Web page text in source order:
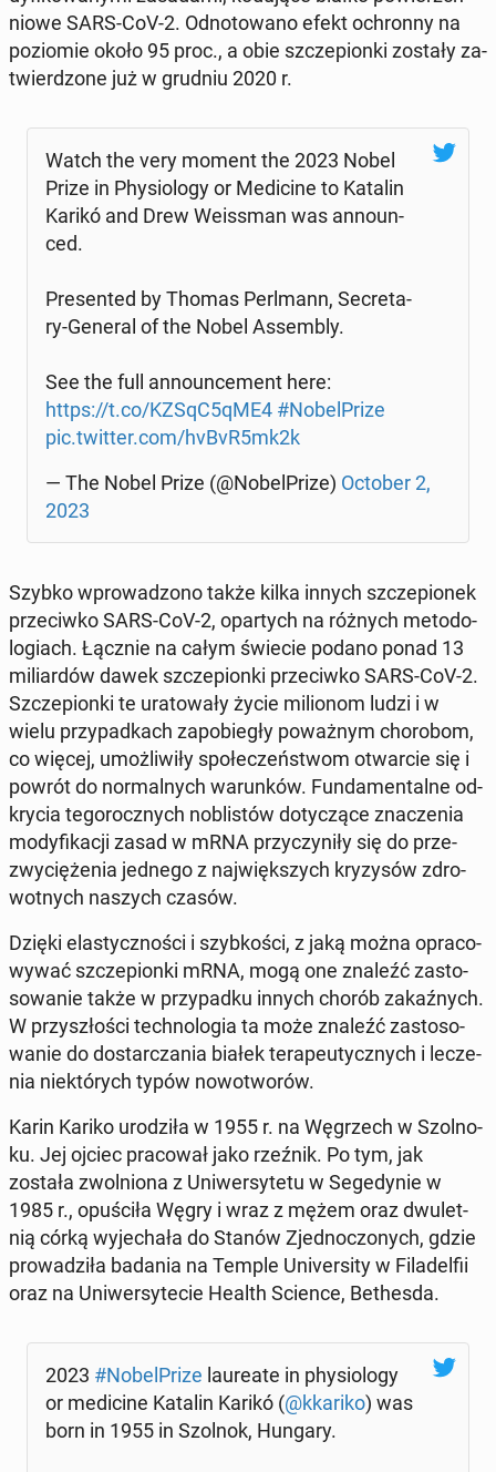
nio­we SARS-CoV-2. Od­no­to­wa­no efekt ochron­ny na
po­zio­mie około 95 proc., a obie szcze­pion­ki zostały za­
twier­dzo­ne już w grudniu 2020 r.
Watch the very moment the 2023 Nobel
Prize in Phy­sio­lo­gy or Me­di­ci­ne to Katalin
Karikó and Drew We­is­sman was an­no­un­
ced.
Pre­sen­ted by Thomas Per­l­mann, Se­cre­ta­
ry-General of the Nobel As­sem­bly.
See the full an­no­un­ce­ment here:
https://t.co/KZSqC5qME4 #No­bel­Pri­ze
pic.twitter.com/hvBvR5mk2k
— The Nobel Prize (@No­bel­Pri­ze) October 2,
2023
Szybko wpro­wa­dzo­no także kilka innych szcze­pio­nek
prze­ciw­ko SARS-CoV-2, opar­tych na różnych me­to­do­
lo­giach. Łącznie na całym świecie podano ponad 13
mi­liar­dów dawek szcze­pion­ki prze­ciw­ko SARS-CoV-2.
Szcze­pion­ki te ura­to­wa­ły życie mi­lio­nom ludzi i w
wielu przy­pad­kach za­po­bie­gły po­waż­nym cho­ro­bom,
co więcej, umoż­li­wi­ły spo­łe­czeń­stwom otwar­cie się i
powrót do nor­mal­nych wa­run­ków. Fun­da­men­tal­ne od­
kry­cia te­go­rocz­nych no­bli­stów do­ty­czą­ce zna­cze­nia
mo­dy­fi­ka­cji zasad w mRNA przy­czy­ni­ły się do prze­
zwy­cię­że­nia jednego z naj­więk­szych kry­zy­sów zdro­
wot­nych naszych czasów.
Dzięki ela­stycz­no­ści i szyb­ko­ści, z jaką można opra­co­
wy­wać szcze­pion­ki mRNA, mogą one znaleźć za­sto­
so­wa­nie także w przy­pad­ku innych chorób za­kaź­nych.
W przy­szło­ści tech­no­lo­gia ta może znaleźć za­sto­so­
wa­nie do do­star­cza­nia białek te­ra­peu­tycz­nych i le­cze­
nia nie­któ­rych typów no­wo­two­rów.
Karin Kariko uro­dzi­ła w 1955 r. na Wę­grzech w Szol­no­
ku. Jej ojciec pra­co­wał jako rzeźnik. Po tym, jak
została zwol­nio­na z Uni­wer­sy­te­tu w Se­ge­dy­nie w
1985 r., opu­ści­ła Węgry i wraz z mężem oraz dwu­let­
nią córką wy­je­cha­ła do Stanów Zjed­no­czo­nych, gdzie
pro­wa­dzi­ła badania na Temple Uni­ver­si­ty w Fi­la­del­fii
oraz na Uni­wer­sy­te­cie Health Science, Be­thes­da.
2023 #No­bel­Pri­ze lau­re­ate in phy­sio­lo­gy
or me­di­ci­ne Katalin Karikó (@kkariko) was
born in 1955 in Szolnok, Hungary.